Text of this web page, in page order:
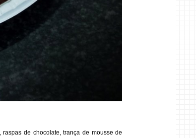
de chocolate, trança de mousse de